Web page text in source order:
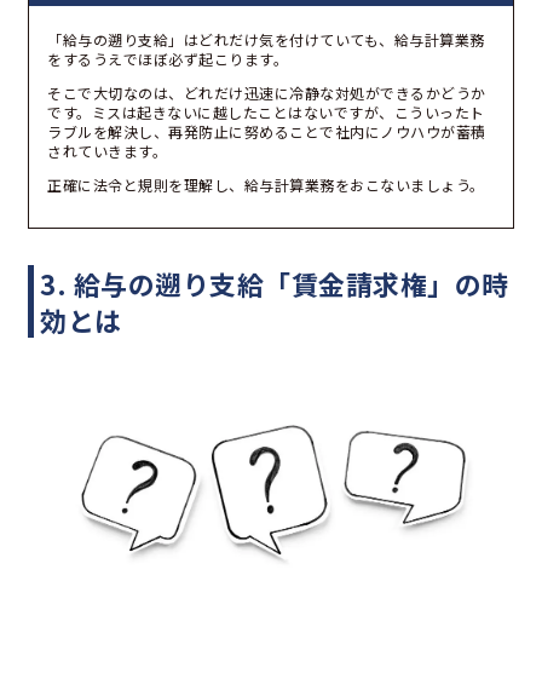
「給与の遡り支給」はどれだけ気を付けていても、給与計算業務
をするうえでほぼ必ず起こります。
そこで大切なのは、どれだけ迅速に冷静な対処ができるかどうか
です。ミスは起きないに越したことはないですが、こういったト
ラブルを解決し、再発防止に努めることで社内にノウハウが蓄積
されていきます。
正確に法令と規則を理解し、給与計算業務をおこないましょう。
3. 給与の遡り支給「賃金請求権」の時
効とは